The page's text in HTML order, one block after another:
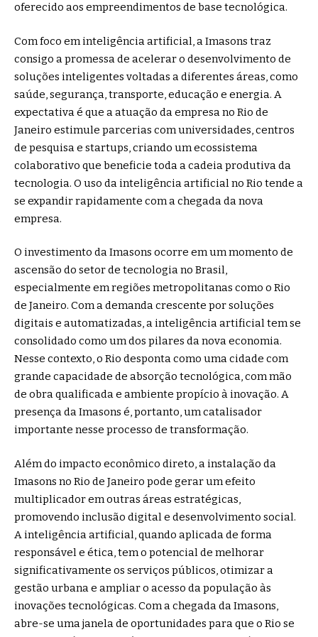
oferecido aos empreendimentos de base tecnológica.
Com foco em inteligência artificial, a Imasons traz
consigo a promessa de acelerar o desenvolvimento de
soluções inteligentes voltadas a diferentes áreas, como
saúde, segurança, transporte, educação e energia. A
expectativa é que a atuação da empresa no Rio de
Janeiro estimule parcerias com universidades, centros
de pesquisa e startups, criando um ecossistema
colaborativo que beneficie toda a cadeia produtiva da
tecnologia. O uso da inteligência artificial no Rio tende a
se expandir rapidamente com a chegada da nova
empresa.
O investimento da Imasons ocorre em um momento de
ascensão do setor de tecnologia no Brasil,
especialmente em regiões metropolitanas como o Rio
de Janeiro. Com a demanda crescente por soluções
digitais e automatizadas, a inteligência artificial tem se
consolidado como um dos pilares da nova economia.
Nesse contexto, o Rio desponta como uma cidade com
grande capacidade de absorção tecnológica, com mão
de obra qualificada e ambiente propício à inovação. A
presença da Imasons é, portanto, um catalisador
importante nesse processo de transformação.
Além do impacto econômico direto, a instalação da
Imasons no Rio de Janeiro pode gerar um efeito
multiplicador em outras áreas estratégicas,
promovendo inclusão digital e desenvolvimento social.
A inteligência artificial, quando aplicada de forma
responsável e ética, tem o potencial de melhorar
significativamente os serviços públicos, otimizar a
gestão urbana e ampliar o acesso da população às
inovações tecnológicas. Com a chegada da Imasons,
abre-se uma janela de oportunidades para que o Rio se